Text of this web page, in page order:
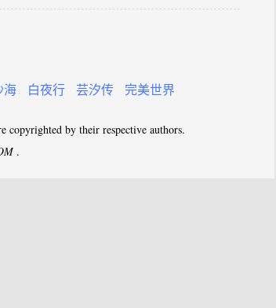
海 白夜行 芸汐传 完美世界
by their respective authors.
.